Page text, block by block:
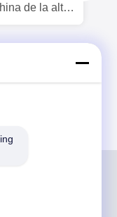
de la alta
de
con